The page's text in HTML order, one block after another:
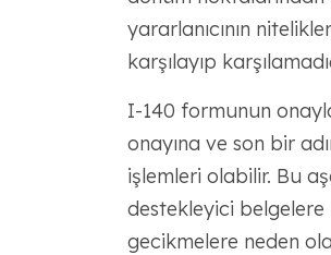
yararlanıcının
karşılayıp
I-140 formunun
onayına ve son bir
işlemleri olabilir. Bu
destekleyici
gecikmelere neden